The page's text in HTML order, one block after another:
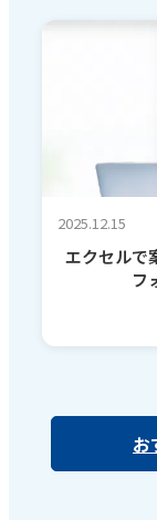
2025.12.15
エクセルで
フ
お